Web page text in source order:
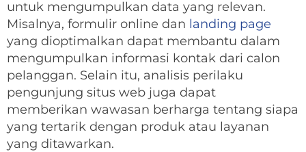
untuk mengumpulkan data yang relevan.
Misalnya, formulir online dan landing page
yang dioptimalkan dapat membantu dalam
mengumpulkan informasi kontak dari calon
pelanggan. Selain itu, analisis perilaku
pengunjung situs web juga dapat
memberikan wawasan berharga tentang siapa
yang tertarik dengan produk atau layanan
yang ditawarkan.